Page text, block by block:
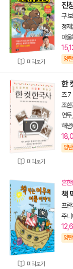
미리보기
진
구
정재
아울
양
미리보기
한
즈 7
조한
연두,
해냄
양
미리보기
흔한
책
프란
주니
양